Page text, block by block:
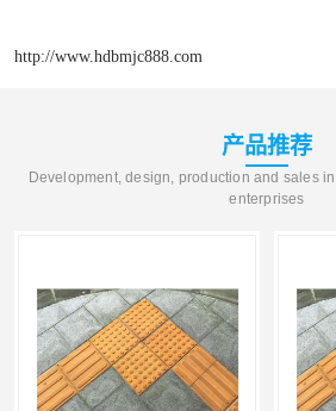
http://www.hdbmjc888.com
产品推荐
Development, design, production and sales
enterprises